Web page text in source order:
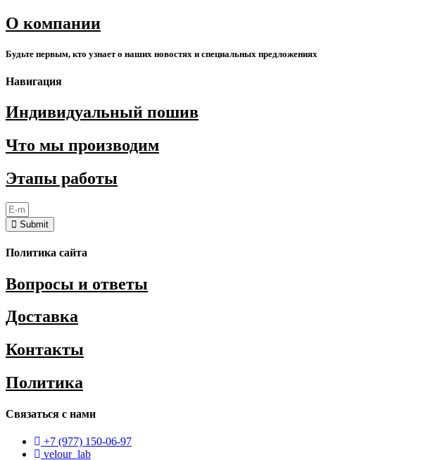
О компании
Будьте первым, кто узнает о наших новостях и специальных предложениях
Навигация
Индивидуальный пошив
Что мы производим
Этапы работы
Submit
Политика сайта
Вопросы и ответы
Доставка
Контакты
Политика
Связаться с нами
+7 (977) 150-06-97
velour_lab